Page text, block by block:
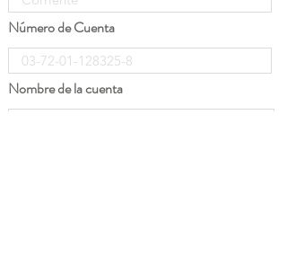
Número de Cuenta
Nombre de la cuenta